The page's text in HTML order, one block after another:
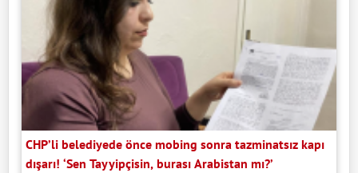
CHP’li belediyede önce mobing sonra tazminatsız kapı
dışarı! ‘Sen Tayyipçisin, burası Arabistan mı?’